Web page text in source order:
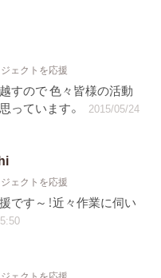
ェクトを応援
すので 色々皆様の活動
っています。
2015/05/24
ェクトを応援
です～！近々作業に伺い